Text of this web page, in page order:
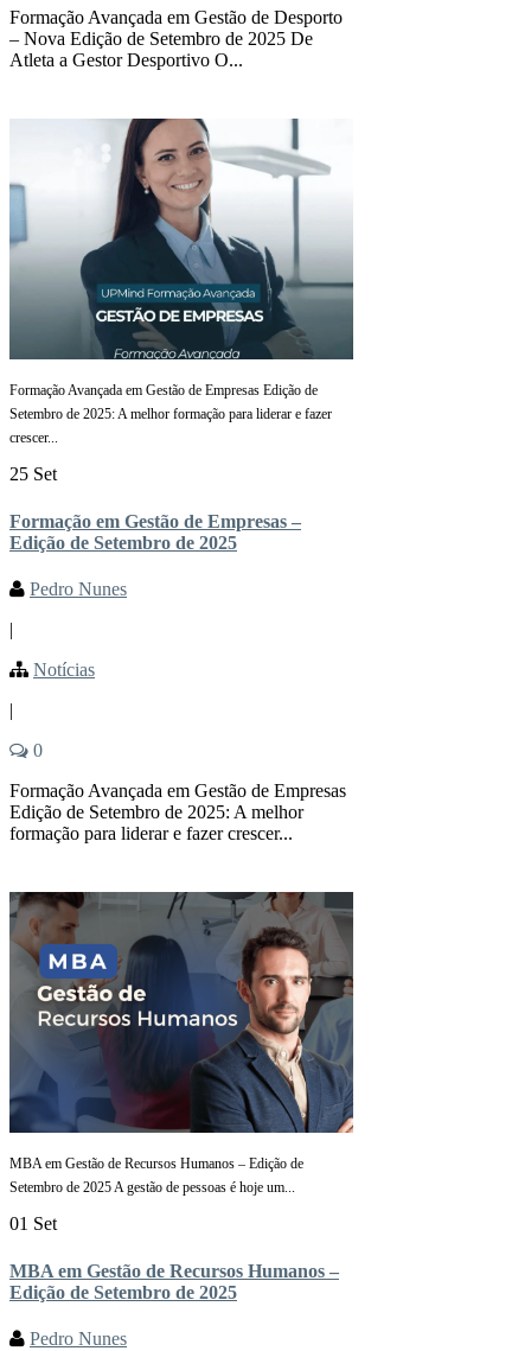
Formação Avançada em Gestão de Desporto
– Nova Edição de Setembro de 2025 De
Atleta a Gestor Desportivo O...
Formação Avançada em Gestão de Empresas Edição de
Setembro de 2025: A melhor formação para liderar e fazer
crescer...
25 Set
Formação em Gestão de Empresas –
Edição de Setembro de 2025
Pedro Nunes
|
Notícias
|
0
Formação Avançada em Gestão de Empresas
Edição de Setembro de 2025: A melhor
formação para liderar e fazer crescer...
MBA em Gestão de Recursos Humanos – Edição de
Setembro de 2025 A gestão de pessoas é hoje um...
01 Set
MBA em Gestão de Recursos Humanos –
Edição de Setembro de 2025
Pedro Nunes